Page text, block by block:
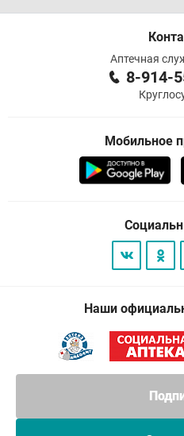
Аптечная
8-914-
Мобильное
Наши